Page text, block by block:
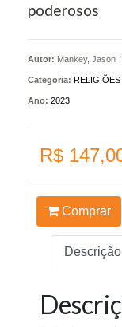
poderosos
Autor: Mankey, Jason
Categoria:
Ano: 2023
R$
Comprar
Descrição